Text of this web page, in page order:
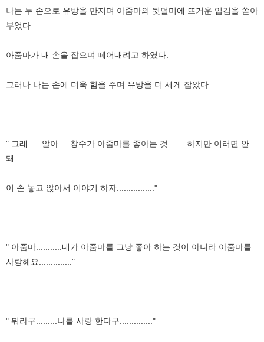
나는 두 손으로 유방을 만지며 아줌마의 뒷덜미에 뜨거운 입김을 쏟아
부었다.
아줌마가 내 손을 잡으며 떼어내려고 하였다.
그러나 나는 손에 더욱 힘을 주며 유방을 더 세게 잡았다.
" 그래......알아.....창수가 아줌마를 좋아는 것........하지만 이러면 안
돼.............
이 손 놓고 앉아서 이야기 하자................"
" 아줌마...........내가 아줌마를 그냥 좋아 하는 것이 아니라 아줌마를
사랑해요.............."
" 뭐라구.........나를 사랑 한다구.............."